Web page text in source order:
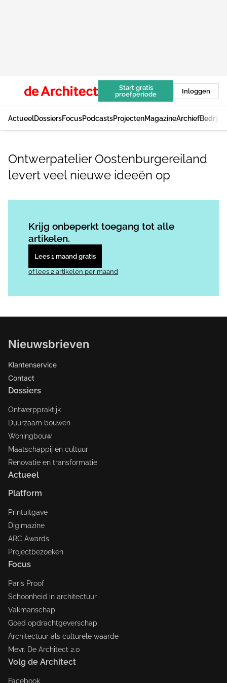
Start gratis
proefperiode
Inloggen
ActueelDossiersFocusPodcastsProjectenMagazineArchief
Ontwerpatelier Oostenburgereiland
levert veel nieuwe ideeën op
Krijg onbeperkt toegang tot alle
artikelen.
Lees 1 maand gratis
of lees 2 artikelen per maand
Nieuwsbrieven
Klantenservice
Contact
Dossiers
Ontwerppraktijk
Duurzaam bouwen
Woningbouw
Maatschappij en cultuur
Renovatie en transformatie
Actueel
Platform
Printuitgave
Digimazine
ARC Awards
Projectbezoeken
Focus
Paris Proof
Schoonheid in architectuur
Vakmanschap
Goed opdrachtgeverschap
Architectuur als culturele waarde
Mevr. De Architect 2.0
Volg de Architect
Facebook